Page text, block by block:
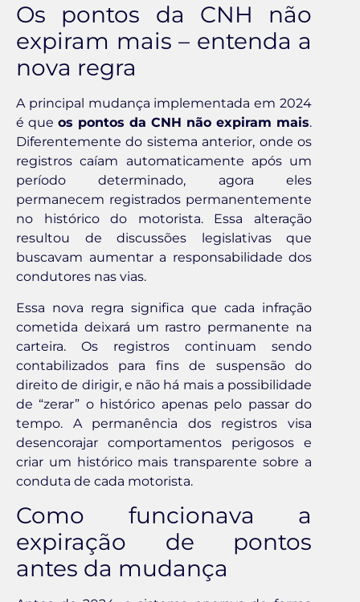
Os pontos da CNH não
expiram mais – entenda a
nova regra
A principal mudança implementada em 2024
é que os pontos da CNH não expiram mais.
Diferentemente do sistema anterior, onde os
registros caíam automaticamente após um
período determinado, agora eles
permanecem registrados permanentemente
no histórico do motorista. Essa alteração
resultou de discussões legislativas que
buscavam aumentar a responsabilidade dos
condutores nas vias.
Essa nova regra significa que cada infração
cometida deixará um rastro permanente na
carteira. Os registros continuam sendo
contabilizados para fins de suspensão do
direito de dirigir, e não há mais a possibilidade
de “zerar” o histórico apenas pelo passar do
tempo. A permanência dos registros visa
desencorajar comportamentos perigosos e
criar um histórico mais transparente sobre a
conduta de cada motorista.
Como funcionava a
expiração de pontos
antes da mudança